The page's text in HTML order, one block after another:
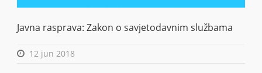
Javna rasprava: Zakon o savjetodavnim službama
12 jun 2018